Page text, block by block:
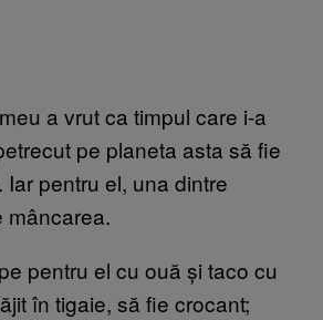
a vrut ca timpul care i-a
pe planeta asta să fie
pentru el, una dintre
mâncarea.
pentru el cu ouă și taco cu
în tigaie, să fie crocant;